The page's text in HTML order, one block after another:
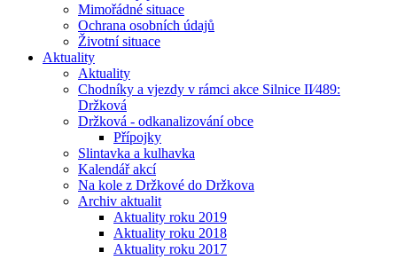
Mimořádné situace
Ochrana osobních údajů
Životní situace
Aktuality
Aktuality
Chodníky a vjezdy v rámci akce Silnice II⁄489:
Držková
Držková - odkanalizování obce
Přípojky
Slintavka a kulhavka
Kalendář akcí
Na kole z Držkové do Držkova
Archiv aktualit
Aktuality roku 2019
Aktuality roku 2018
Aktuality roku 2017